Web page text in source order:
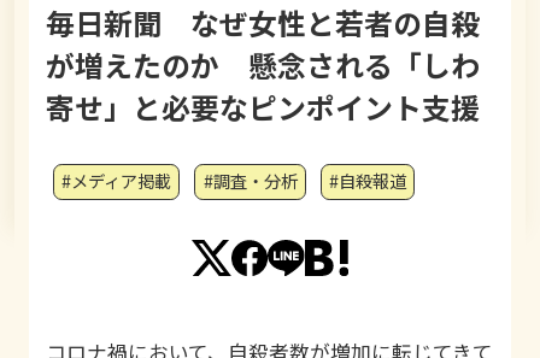
毎日新聞 なぜ女性と若者の自殺
が増えたのか 懸念される「しわ
寄せ」と必要なピンポイント支援
#メディア掲載 #調査・分析 #自殺報道